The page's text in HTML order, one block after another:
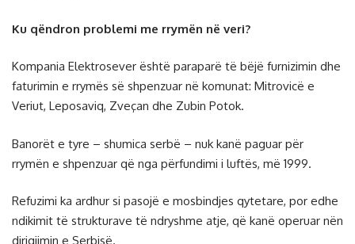
Ku qëndron problemi me rrymën në veri?
Kompania Elektrosever është paraparë të bëjë furnizimin dhe
faturimin e rrymës së shpenzuar në komunat: Mitrovicë e
Veriut, Leposaviq, Zveçan dhe Zubin Potok.
Banorët e tyre – shumica serbë – nuk kanë paguar për
rrymën e shpenzuar që nga përfundimi i luftës, më 1999.
Refuzimi ka ardhur si pasojë e mosbindjes qytetare, por edhe
ndikimit të strukturave të ndryshme atje, që kanë operuar nën
dirigjimin e Serbisë.